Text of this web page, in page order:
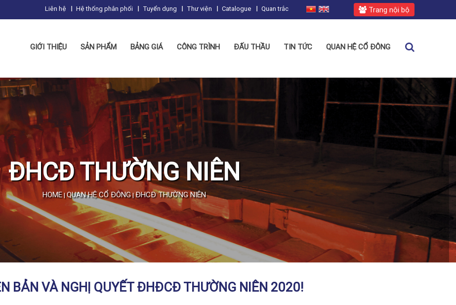
Trang nội bộ
Liên hệ Hệ thống phân phối Tuyển dụng Thư viện Catalogue Quan trắc
GIỚI THIỆU SẢN PHẨM BẢNG GIÁ CÔNG TRÌNH ĐẤU THẦU TIN TỨC QUAN HỆ CỔ ĐÔNG
ĐHCĐ THƯỜNG NIÊN
HOME|QUAN HỆ CỔ ĐÔNG|ĐHCĐ THƯỜNG NIÊN
BẢN VÀ NGHỊ QUYẾT ĐHĐCĐ THƯỜNG NIÊN 2020!